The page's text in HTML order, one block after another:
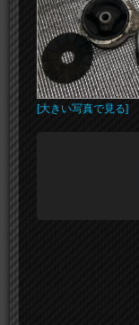
[大きい写真で見る]